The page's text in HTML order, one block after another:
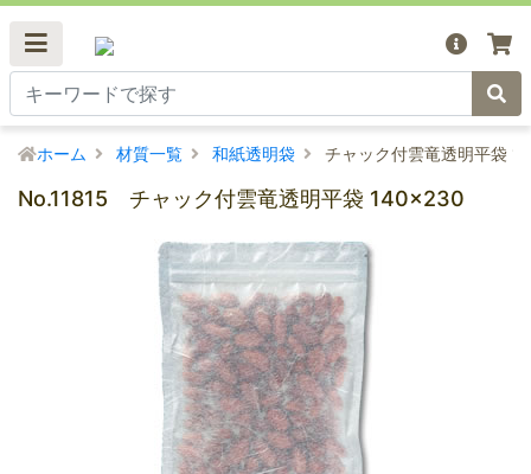
ホーム 材質一覧 和紙透明袋 チャック付雲竜透明平袋
No.11815 チャック付雲竜透明平袋 140×230